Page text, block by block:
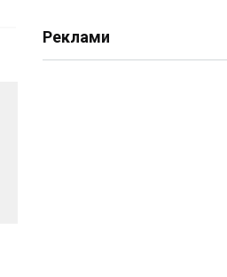
Реклами